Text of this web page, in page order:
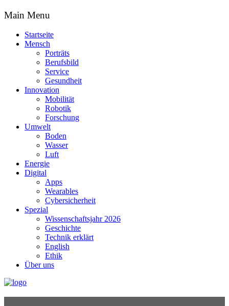
Main Menu
Startseite
Mensch
Porträts
Berufsbild
Service
Gesundheit
Innovation
Mobilität
Robotik
Forschung
Umwelt
Boden
Wasser
Luft
Energie
Digital
Apps
Wearables
Cybersicherheit
Spezial
Wissenschaftsjahr 2026
Geschichte
Technik erklärt
English
Ethik
Über uns